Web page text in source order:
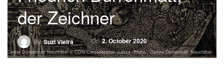
der Zeichner
BySuzi Vieira On2. October 2020
Centre Dürrenmatt Neuchâtel © CDN/Confédération suisse. Photo : Centre Dürrenmatt Neuchâtel